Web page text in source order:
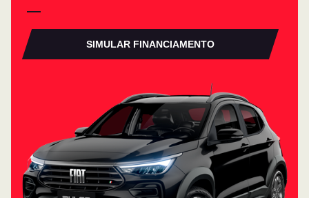
SIMULAR FINANCIAMENTO